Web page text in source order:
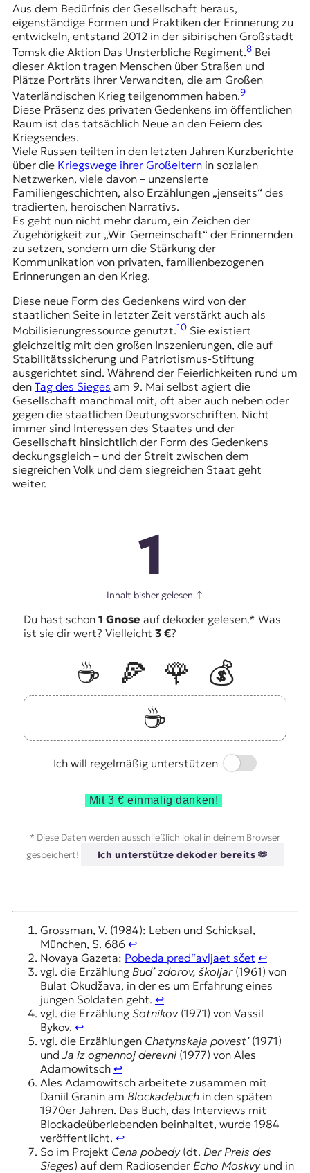
Aus dem Bedürfnis der Gesellschaft heraus,
eigenständige Formen und Praktiken der Erinnerung zu
entwickeln, entstand 2012 in der sibirischen Großstadt
Tomsk die Aktion Das Unsterbliche Regiment.8Bei
dieser Aktion tragen Menschen über Straßen und
Plätze Porträts ihrer Verwandten, die am Großen
Vaterländischen Krieg teilgenommen haben.9
Diese Präsenz des privaten Gedenkens im öffentlichen
Raum ist das tatsächlich Neue an den Feiern des
Kriegsendes.
Viele Russen teilten in den letzten Jahren Kurzberichte
über die Kriegswege ihrer Großelternin sozialen
Netzwerken, viele davon – unzensierte
Familiengeschichten, also Erzählungen „jenseits“ des
tradierten, heroischen Narrativs.
Es geht nun nicht mehr darum, ein Zeichen der
Zugehörigkeit zur „Wir-Gemeinschaft“ der Erinnernden
zu setzen, sondern um die Stärkung der
Kommunikation von privaten, familienbezogenen
Erinnerungen an den Krieg.
Diese neue Form des Gedenkens wird von der
staatlichen Seite in letzter Zeit verstärkt auch als
Mobilisierungressource genutzt.10Sie existiert
gleichzeitig mit den großen Inszenierungen, die auf
Stabilitätssicherung und Patriotismus-Stiftung
ausgerichtet sind. Während der Feierlichkeiten rund um
den Tag des Sieges am 9. Mai selbst agiert die
Gesellschaft manchmal mit, oft aber auch neben oder
gegen die staatlichen Deutungsvorschriften. Nicht
immer sind Interessen des Staates und der
Gesellschaft hinsichtlich der Form des Gedenkens
deckungsgleich – und der Streit zwischen dem
siegreichen Volk und dem siegreichen Staat geht
weiter.
1
Inhalt bisher gelesen ↑
Du hast schon 1 Gnose auf dekoder gelesen.* Was
ist sie dir wert? Vielleicht 3 €?
☕️ 🍕 🌹
💰
☕️
Ich will regelmäßig unterstützen
Switch
Mit 3 € einmalig danken!
* Diese Daten werden ausschließlich lokal in deinem Browser
gespeichert!
Ich unterstütze dekoder bereits 🫶
Grossman, V. (1984): Leben und Schicksal,
München, S. 686 ↩︎
Novaya Gazeta: Pobeda pred“avljaet sčet ↩︎
vgl. die Erzählung Bud’ zdorov, školjar(1961) von
Bulat Okudžava, in der es um Erfahrung eines
jungen Soldaten geht. ↩︎
vgl. die Erzählung Sotnikov(1971) von Vassil
Bykov. ↩︎
vgl. die Erzählungen Chatynskaja povest’ (1971)
undJa iz ognennoj derevni(1977) von Ales
Adamowitsch ↩︎
Ales Adamowitsch arbeitete zusammen mit
Daniil Granin am Blockadebuchin den späten
1970er Jahren. Das Buch, das Interviews mit
Blockadeüberlebenden beinhaltet, wurde 1984
veröffentlicht. ↩︎
So im Projekt Cena pobedy(dt. Der Preis des
Sieges) auf dem Radiosender Echo Moskvyund in